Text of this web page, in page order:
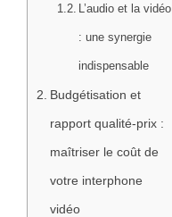
L’audio et la vidéo
: une synergie
indispensable
Budgétisation et
rapport qualité-prix :
maîtriser le coût de
votre interphone
vidéo